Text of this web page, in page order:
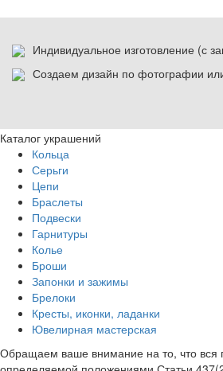
Индивидуальное изготовление (с
Создаем дизайн по фотографии
Каталог украшений
Кольца
Серьги
Цепи
Браслеты
Подвески
Гарнитуры
Колье
Броши
Запонки и зажимы
Брелоки
Кресты, иконки, ладанки
Ювелирная мастерская
Обращаем ваше внимание на то, что вся